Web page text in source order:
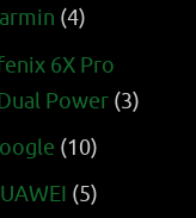
(4)
6X Pro
Power (3)
(10)
(5)